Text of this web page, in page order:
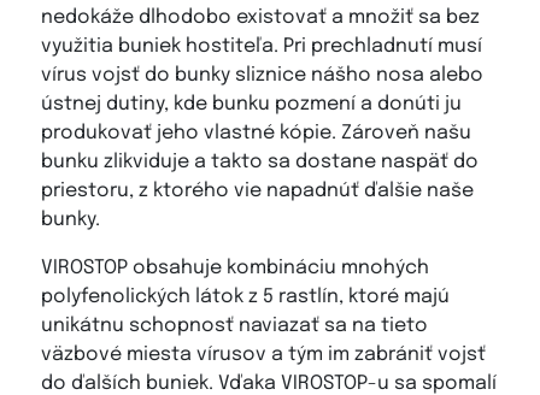
nedokáže dlhodobo existovať a množiť sa bez
využitia buniek hostiteľa. Pri prechladnutí musí
vírus vojsť do bunky sliznice nášho nosa alebo
ústnej dutiny, kde bunku pozmení a donúti ju
produkovať jeho vlastné kópie. Zároveň našu
bunku zlikviduje a takto sa dostane naspäť do
priestoru, z ktorého vie napadnúť ďalšie naše
bunky.
VIROSTOP obsahuje kombináciu mnohých
polyfenolických látok z 5 rastlín, ktoré majú
unikátnu schopnosť naviazať sa na tieto
väzbové miesta vírusov a tým im zabrániť vojsť
do ďalších buniek. Vďaka VIROSTOP-u sa spomalí